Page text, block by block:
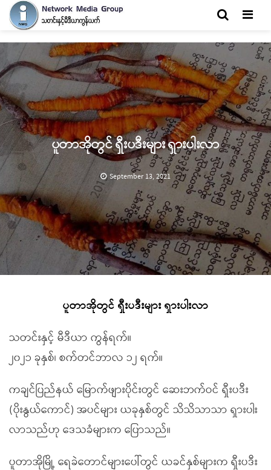
ပူတာအိုတွင် ရှီးပဒီးများ ရှားပါးလာ
September 13, 2021
ပူတာအိုတွင် ရှီးပဒီးများ ရှားပါးလာ
သတင်းနှင့် မီဒီယာ ကွန်ရက်။
၂၀၂၁ ခုနှစ်၊ စက်တင်ဘာလ ၁၂ ရက်။
ကချင်ပြည်နယ် မြောက်ဖျားပိုင်းတွင် ဆေးဘက်ဝင် ရှီးပဒီး
(ပိုးနွယ်ကောင်) အပင်များ ယခုနှစ်တွင် သိသိသာသာ ရှားပါး
လာသည်ဟု ဒေသခံများက ပြောသည်။
ပူတာအိုမြို့ ရေခဲတောင်များပေါ်တွင် ယခင်နှစ်များက ရှီးပဒီး